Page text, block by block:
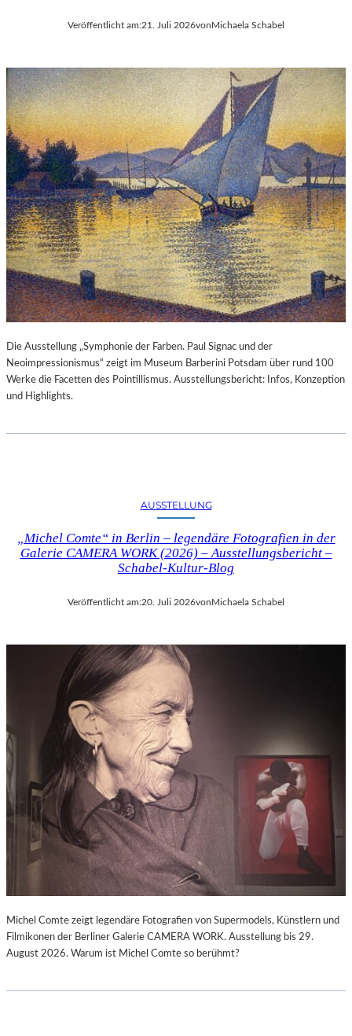
Veröffentlicht am:21. Juli 2026von Michaela Schabel
Die Ausstellung „Symphonie der Farben. Paul Signac und der
Neoimpressionismus“ zeigt im Museum Barberini Potsdam über rund 100
Werke die Facetten des Pointillismus. Ausstellungsbericht: Infos, Konzeption
und Highlights.
AUSSTELLUNG
„Michel Comte“ in Berlin – legendäre Fotografien in der
Galerie CAMERA WORK (2026) – Ausstellungsbericht –
Schabel-Kultur-Blog
Veröffentlicht am:20. Juli 2026vonMichaela Schabel
Michel Comte zeigt legendäre Fotografien von Supermodels, Künstlern und
Filmikonen der Berliner Galerie CAMERA WORK. Ausstellung bis 29.
August 2026. Warum ist Michel Comte so berühmt?